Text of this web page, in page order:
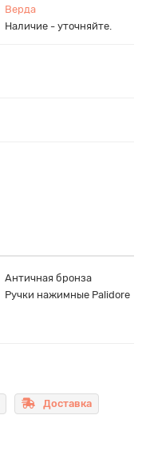
Верда
Наличие - уточняйте.
Античная бронза
Ручки нажимные Palidore
Доставка